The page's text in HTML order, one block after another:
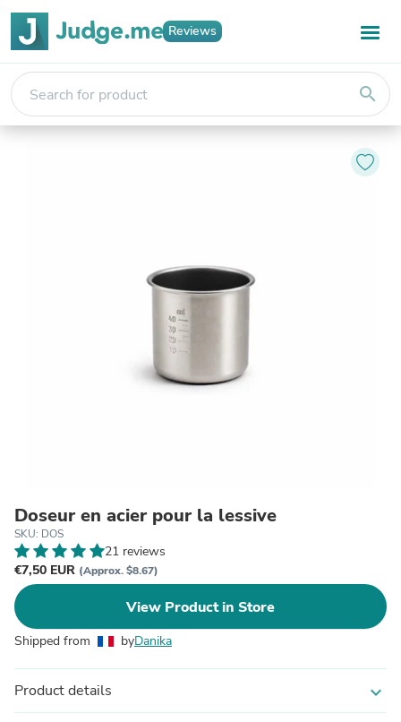
Reviews
search
Doseur en acier pour la lessive
SKU: DOS
21 reviews
€7,50 EUR (Approx. $8.67)
View Product in Store
Shipped from byDanika
Product details expand_more